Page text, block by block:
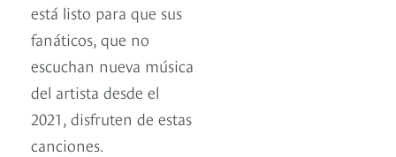
está listo para que sus
fanáticos, que no
escuchan nueva música
del artista desde el
2021, disfruten de estas
canciones.